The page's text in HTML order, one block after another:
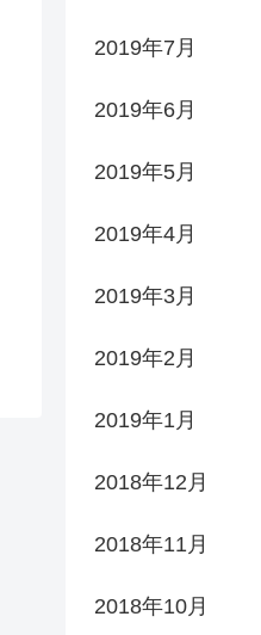
2019年7月
2019年6月
2019年5月
2019年4月
2019年3月
2019年2月
2019年1月
2018年12月
2018年11月
2018年10月